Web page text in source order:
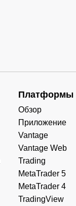
Платформы
Обзор
Приложение
Vantage
Vantage Web
Trading
MetaTrader 5
MetaTrader 4
TradingView